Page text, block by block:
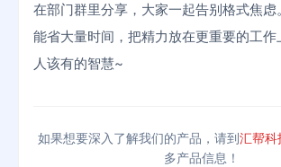
在部门群里分享，大家一起告别格式焦
能省大量时间，把精力放在更重要的工作
人该有的智慧~
如果想要深入了解我们的产品，请到汇帮科
多产品信息！